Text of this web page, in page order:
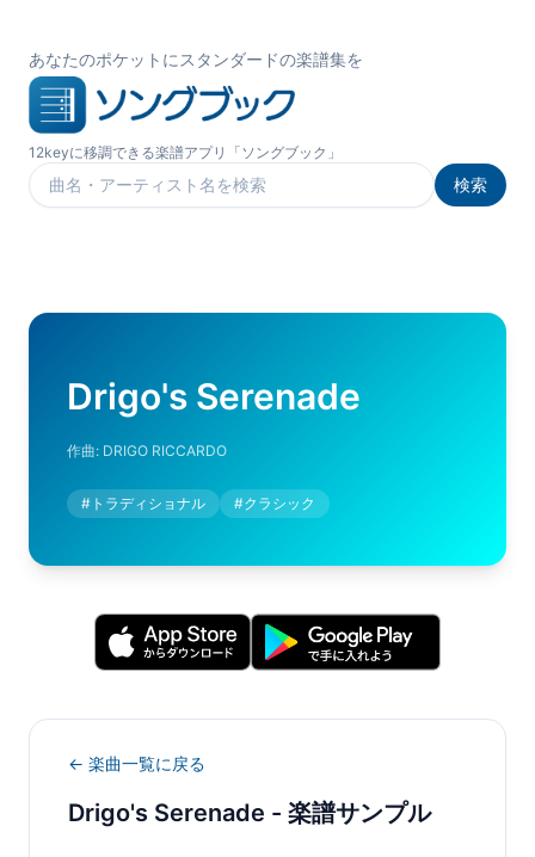
あなたのポケットにスタンダードの楽譜集を
12keyに移調できる楽譜アプリ「ソングブック」
楽曲を検索
検索
Drigo's Serenade
作曲: DRIGO RICCARDO
# トラディショナル #クラシック
← 楽曲一覧に戻る
Drigo's Serenade - 楽譜サンプル